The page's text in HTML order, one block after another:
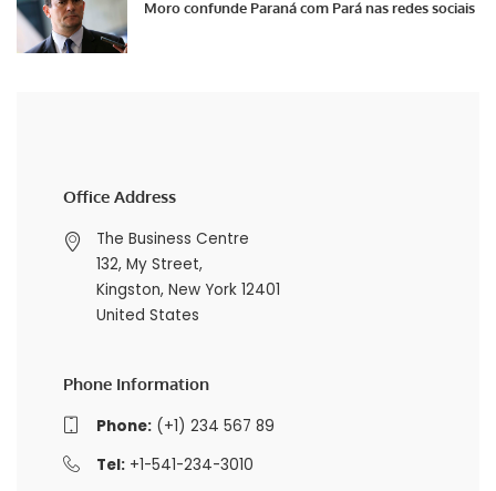
Moro confunde Paraná com Pará nas redes sociais
Office Address
The Business Centre
132, My Street,
Kingston, New York 12401
United States
Phone Information
Phone:(+1) 234 567 89
Tel:+1-541-234-3010